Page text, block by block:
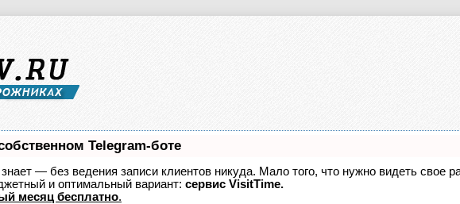
Telegram-боте
знает — без ведения записи клиентов никуда. Мало того, что нужно видеть свое
и оптимальный вариант: сервис VisitTime.
месяц бесплатно.